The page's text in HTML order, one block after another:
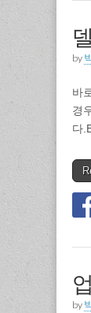
by
바
경
다
by